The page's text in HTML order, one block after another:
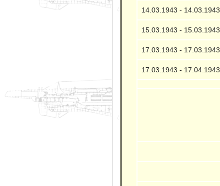
14.03.1943 - 14.03.1943
15.03.1943 - 15.03.1943
17.03.1943 - 17.03.1943
17.03.1943 - 17.04.1943